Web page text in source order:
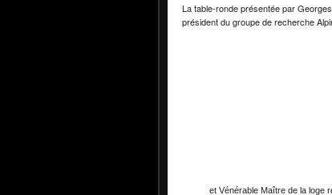
La table-ronde présentée par
président du groupe de recherche
et Vénérable Maître de la loge